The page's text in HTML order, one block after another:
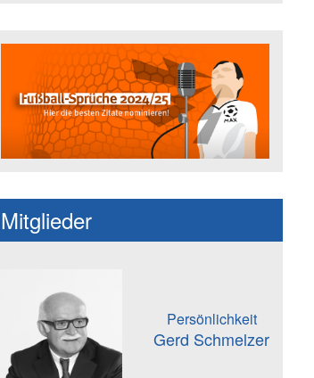
Fußballspruch des Jahres:
Mitglieder
Persönlichkeit
Gerd Schmelzer